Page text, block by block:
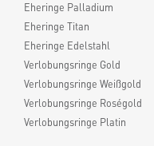
Eheringe Palladium
Eheringe Titan
Eheringe Edelstahl
Verlobungsringe Gold
Verlobungsringe Weißgold
Verlobungsringe Roségold
Verlobungsringe Platin